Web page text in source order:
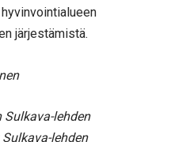
järjestämistä.
lehden
lehden